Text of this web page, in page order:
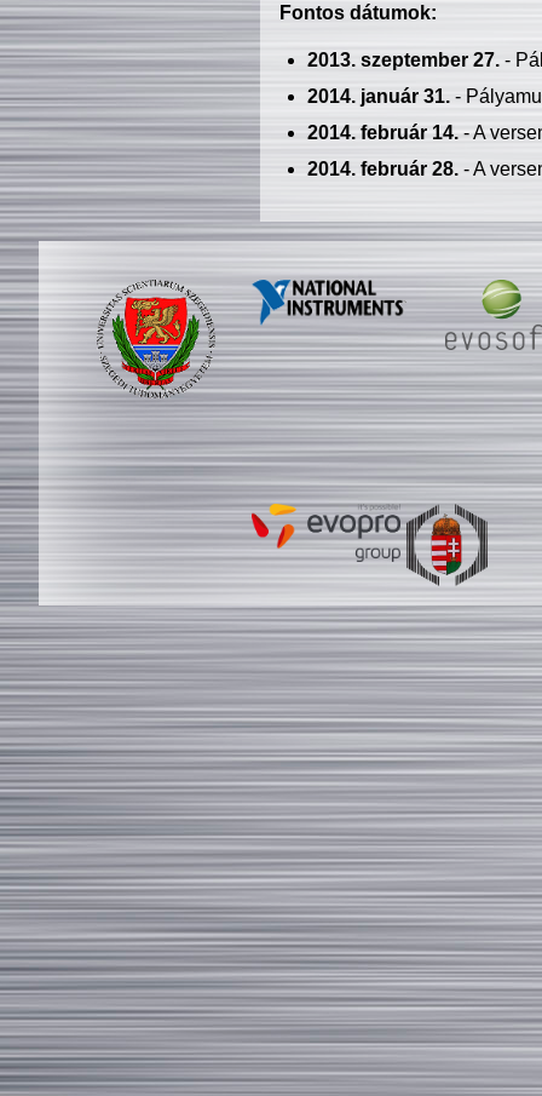
Fontos dátumok:
2013. szeptember 27.-
2014. január 31.-
2014. február 14.- A
2014. február 28.- A